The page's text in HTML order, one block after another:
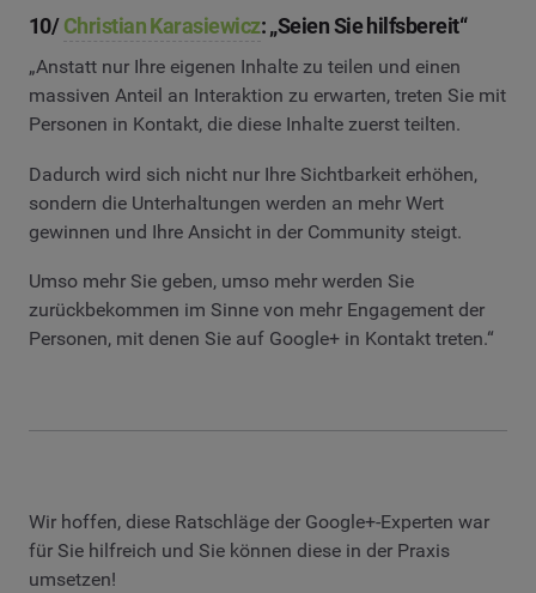
10/Christian Karasiewicz: „Seien Sie hilfsbereit“
„Anstatt nur Ihre eigenen Inhalte zu teilen und einen
massiven Anteil an Interaktion zu erwarten, treten Sie mit
Personen in Kontakt, die diese Inhalte zuerst teilten.
Dadurch wird sich nicht nur Ihre Sichtbarkeit erhöhen,
sondern die Unterhaltungen werden an mehr Wert
gewinnen und Ihre Ansicht in der Community steigt.
Umso mehr Sie geben, umso mehr werden Sie
zurückbekommen im Sinne von mehr Engagement der
Personen, mit denen Sie auf Google+ in Kontakt treten.“
Wir hoffen, diese Ratschläge der Google+-Experten war
für Sie hilfreich und Sie können diese in der Praxis
umsetzen!